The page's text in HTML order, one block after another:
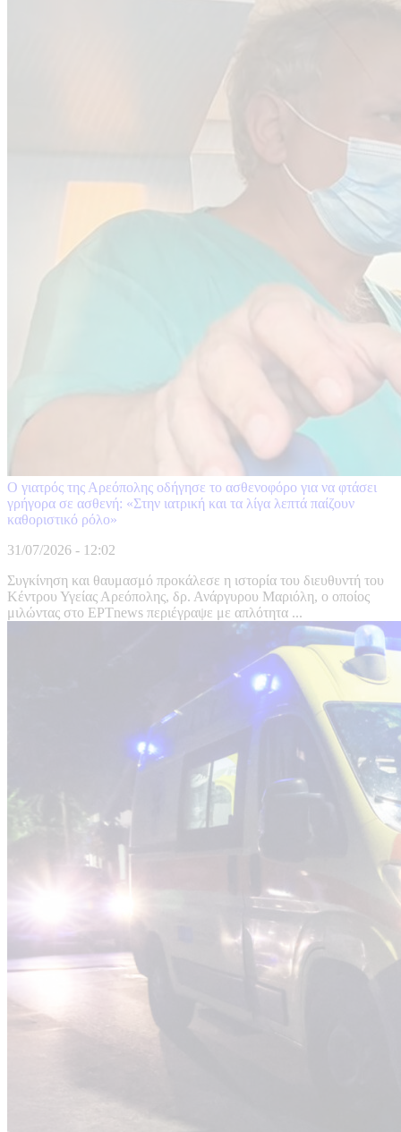
Ο γιατρός της Αρεόπολης οδήγησε το ασθενοφόρο για να φτάσει
γρήγορα σε ασθενή: «Στην ιατρική και τα λίγα λεπτά παίζουν
καθοριστικό ρόλο»
31/07/2026 - 12:02
Συγκίνηση και θαυμασμό προκάλεσε η ιστορία του διευθυντή του
Κέντρου Υγείας Αρεόπολης, δρ. Ανάργυρου Μαριόλη, ο οποίος
μιλώντας στο ΕΡΤnews περιέγραψε με απλότητα ...